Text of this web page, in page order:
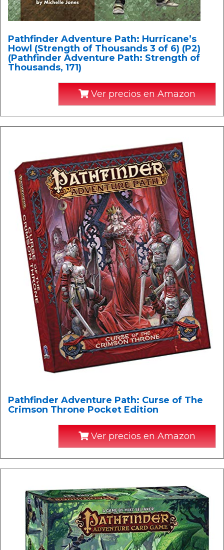
Pathfinder Adventure Path: Hurricane’s
Howl (Strength of Thousands 3 of 6) (P2)
(Pathfinder Adventure Path: Strength of
Thousands, 171)
Ver precios en Amazon
Pathfinder Adventure Path: Curse of The
Crimson Throne Pocket Edition
Ver precios en Amazon